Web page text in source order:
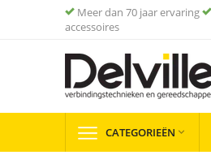
Meer dan 70 jaar ervaring
accessoires
CATEGORIEËN 